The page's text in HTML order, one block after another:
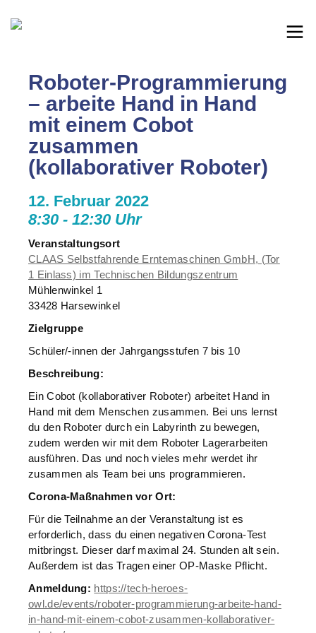
Roboter-Programmierung
– arbeite Hand in Hand
mit einem Cobot
zusammen
(kollaborativer Roboter)
12. Februar 2022
8:30 - 12:30 Uhr
Veranstaltungsort
CLAAS Selbstfahrende Erntemaschinen GmbH, (Tor
1 Einlass) im Technischen Bildungszentrum
Mühlenwinkel 1
33428 Harsewinkel
Zielgruppe
Schüler/-innen der Jahrgangsstufen 7 bis 10
Beschreibung:
Ein Cobot (kollaborativer Roboter) arbeitet Hand in
Hand mit dem Menschen zusammen. Bei uns lernst
du den Roboter durch ein Labyrinth zu bewegen,
zudem werden wir mit dem Roboter Lagerarbeiten
ausführen. Das und noch vieles mehr werdet ihr
zusammen als Team bei uns programmieren.
Corona-Maßnahmen vor Ort:
Für die Teilnahme an der Veranstaltung ist es
erforderlich, dass du einen negativen Corona-Test
mitbringst. Dieser darf maximal 24. Stunden alt sein.
Außerdem ist das Tragen einer OP-Maske Pflicht.
Anmeldung: https://tech-heroes-
owl.de/events/roboter-programmierung-arbeite-hand-
in-hand-mit-einem-cobot-zusammen-kollaborativer-